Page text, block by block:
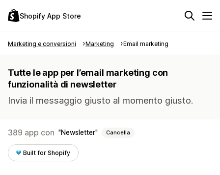
Shopify App Store
Marketing e conversioni Marketing Email marketing
Tutte le app per l’email marketing con
funzionalità di newsletter
Invia il messaggio giusto al momento giusto.
389 app con Newsletter Cancella
Built for Shopify